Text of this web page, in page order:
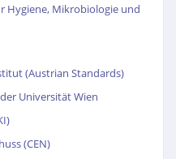
Hygiene, Mikrobiologie und
(Austrian Standards)
Universität Wien
(CEN)